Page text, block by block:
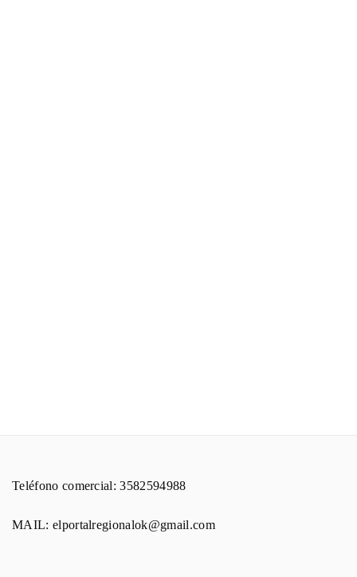
Teléfono comercial: 3582594988
MAIL: elportalregionalok@gmail.com